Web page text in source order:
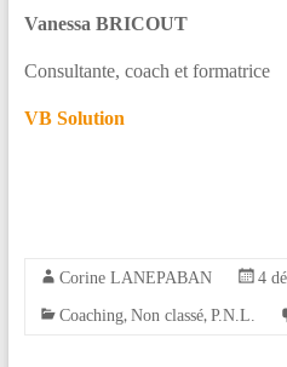
Vanessa BRICOUT
Consultante, coach et formatrice
VB Solution
Corine LANEPABAN 4
Coaching, Non classé, P.N.L.